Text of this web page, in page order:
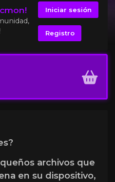
Iniciar sesión
Registro
archivos que
en su dispositivo,